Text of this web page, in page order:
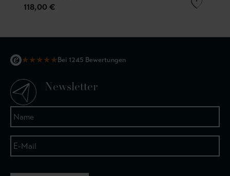
118,00 €
★★★★★Bei 1245 Bewertungen
Newsletter